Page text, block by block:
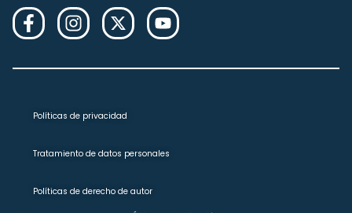
Políticas de privacidad
Tratamiento de datos personales
Políticas de derecho de autor